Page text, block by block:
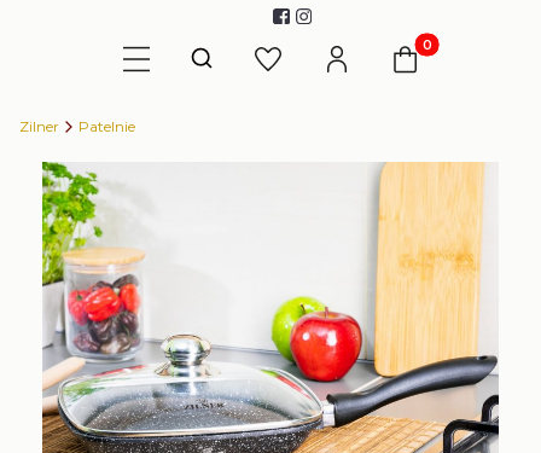
Otwórz wyszukiwarkę Produkty w
Zilner Patelnie